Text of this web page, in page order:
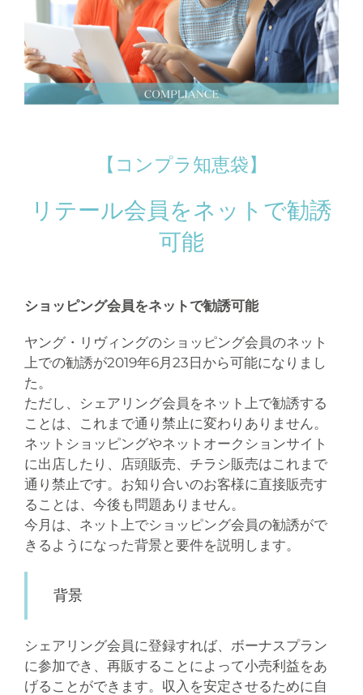
【コンプラ知恵袋】
リテール会員をネットで勧誘
可能
ショッピング会員をネットで勧誘可能
ヤング・リヴィングのショッピング会員のネット
上での勧誘が2019年6月23日から可能になりまし
た。
ただし、シェアリング会員をネット上で勧誘する
ことは、これまで通り禁止に変わりありません。
ネットショッピングやネットオークションサイト
に出店したり、店頭販売、チラシ販売はこれまで
通り禁止です。お知り合いのお客様に直接販売す
ることは、今後も問題ありません。
今月は、ネット上でショッピング会員の勧誘がで
きるようになった背景と要件を説明します。
背景
シェアリング会員に登録すれば、ボーナスプラン
に参加でき、再販することによって小売利益をあ
げることができます。収入を安定させるために自